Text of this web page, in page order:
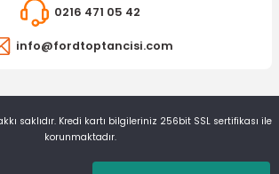
0216 471 05 42
info@fordtoptancisi.com
saklıdır. Kredi kartı bilgileriniz 256bit SSL sertifikası ile
korunmaktadır.